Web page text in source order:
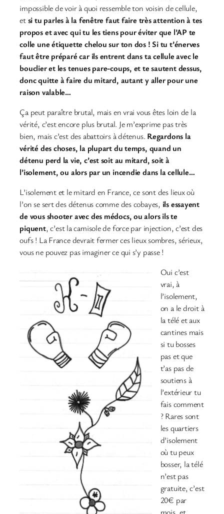
impossible de voir à quoi ressemble ton voisin de cellule,
etsi tu parles à la fenêtre faut faire très attention à tes
propos et avec qui tu les tiens pour éviter que l’AP te
colle une étiquette chelou sur ton dos ! Si tu t’énerves
faut être préparé car ils entrent dans ta cellule avec le
bouclier et les tenues pare-coups, et te sautent dessus,
donc quitte à faire du mitard, autant y aller pour une
raison valable…
Ça peut paraître brutal, mais en vrai vous êtes loin de la
vérité, c’est encore plus brutal. Je m’exprime pas très
bien, mais c’est des abattoirs à détenus. Regardons la
vérité des choses, la plupart du temps, quand un
détenu perd la vie, c’est soit au mitard, soit à
l’isolement, ou alors par un incendie dans la cellule…
L’isolement et le mitard en France, ce sont des lieux où
l’on se sert des détenus comme des cobayes, ils essayent
de vous shooter avec des médocs, ou alors ils te
piquent, c’est la camisole de force par injection, c’est des
oufs ! La France devrait fermer ces lieux sombres, sérieux,
vous ne pouvez pas imaginer ce qui s’y passe !
Oui c’est
vrai, à
l’isolement,
on a le droit à
la télé et aux
cantines mais
si tu bosses
pas et que
t’as pas de
soutiens à
l’extérieur tu
fais comment
? Rares sont
les quartiers
d’isolement
où tu peux
bosser, la télé
n’est pas
gratuite, c’est
20€ par